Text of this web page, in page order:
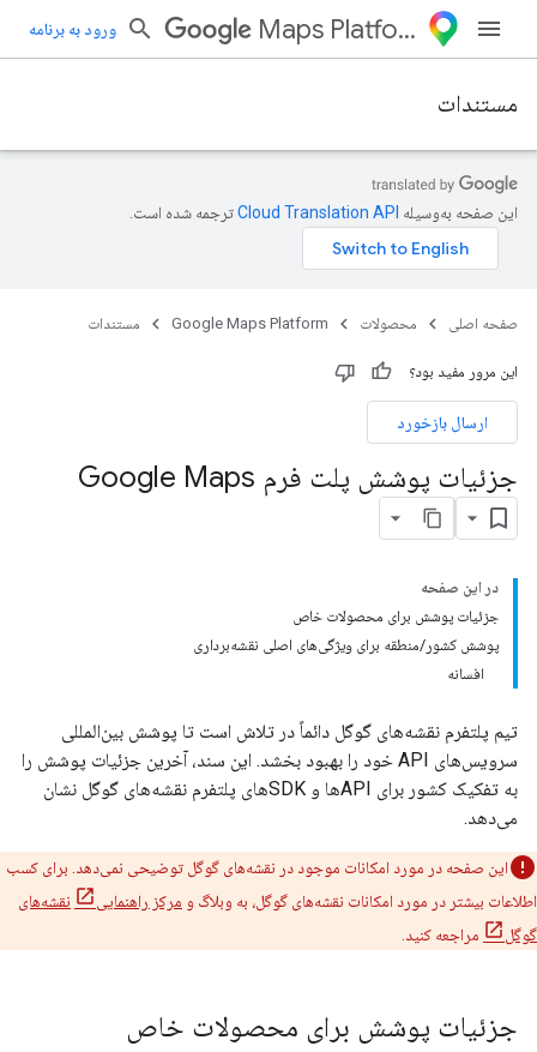
Maps Platform ورود به برنامه
مستندات
این صفحه به‌وسیله ترجمه شده است.
صفحه اصلی محصولات Google Maps Platform مستندات
این مرور مفید بود؟
ارسال بازخورد
جزئیات پوشش پلت فرم Google Maps
در این صفحه
جزئیات پوشش برای محصولات خاص
پوشش کشور/منطقه برای ویژگی‌های اصلی نقشه‌برداری
افسانه
تیم پلتفرم نقشه‌های گوگل دائماً در تلاش است تا پوشش بین‌المللی
سرویس‌های API خود را بهبود بخشد. این سند، آخرین جزئیات پوشش را
به تفکیک کشور برای APIها و SDKهای پلتفرم نقشه‌های گوگل نشان
می‌دهد.
این صفحه در مورد امکانات موجود در نقشه‌های گوگل توضیحی نمی‌دهد. برای کسب
اطلاعات بیشتر در مورد امکانات نقشه‌های گوگل، به وبلاگ و مرکز راهنمایی
نقشه‌های
گوگل
مراجعه کنید.
جزئیات پوشش برای محصولات خاص